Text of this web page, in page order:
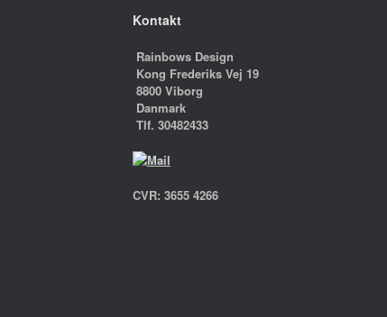
Kontakt
Rainbows Design
Kong Frederiks Vej 19
8800 Viborg
Danmark
Tlf. 30482433
CVR: 3655 4266